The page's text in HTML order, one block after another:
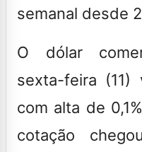
semanal desde
O dólar
sexta-feira
com alta de
cotação